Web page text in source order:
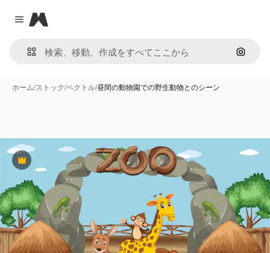
Close menu
Magnific
画像で
ホーム/ストック/ベクトル/昼間の動物園での野生動物とのシーン
Premium